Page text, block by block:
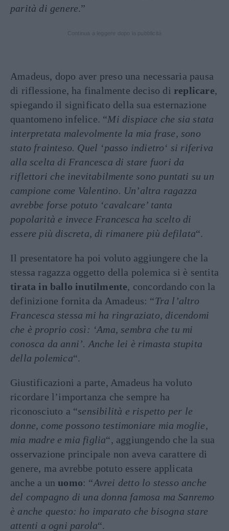
parità di genere.”
Amadeus, dopo aver preso una necessaria pausa
di riflessione, ha finalmente deciso di replicare,
spiegando il significato della sua esternazione
quantomeno infelice. “Mi dispiace che sia stata
interpretata malevolmente la mia frase, sono
stato frainteso. Quel ‘passo indietro‘ si riferiva
alla scelta di Francesca di stare fuori da
riflettori che inevitabilmente sono puntati su un
campione come Valentino. Un’altra ragazza
avrebbe forse potuto ‘cavalcare’ tanta
popolarità e invece Francesca ha scelto di
essere più discreta, di rimanere più defilata“.
Il presentatore ha poi voluto aggiungere che la
stessa ragazza oggetto della polemica si è sentita
tirata in ballo inutilmente, concordando con la
definizione fornita da Amadeus: “Tra l’altro
Francesca stessa mi ha ringraziato, dicendomi
che è proprio così: ‘Ama, sembra che tu mi
conosca da anni’. Anche lei è rimasta stupita
della polemica“.
Giustificazioni a parte, Amadeus ha voluto
ricordare l’importanza che sempre ha
riconosciuto a “sensibilità e rispetto per le
donne, come possono testimoniare mia moglie,
mia madre e mia figlia“, aggiungendo che la sua
osservazione principale non aveva carattere di
genere, ma avrebbe potuto essere applicata
anche a unuomo: “Avrei detto lo stesso anche
del compagno di una donna famosa ma Sanremo
è anche questo: ho imparato che bisogna stare
attenti a ogni parola“.